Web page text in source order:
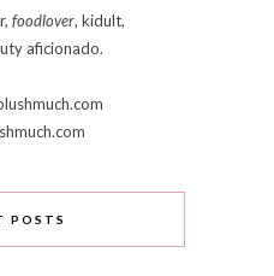
foodlover, kidult,
aficionado.
POSTS